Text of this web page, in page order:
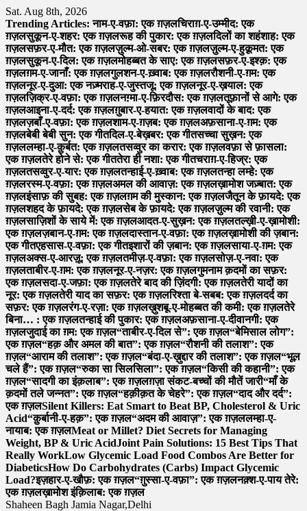
Skip
to
content
Sat. Aug 8th, 2026
Trending Articles: नाम-ए-वफ़ा: एक ग़ज़लचिराग़-ए-उम्मीद: एक
ग़ज़लसुकून-ए-शहर: एक ग़ज़लरूह की पुकार: एक ग़ज़लदिलों का शहंशाह: एक
ग़ज़लसफ़र-ए-मौत: एक ग़ज़लज़ुल्म-ओ-सबर: एक ग़ज़लज़ुल्म-ए-हुक़ूमत: एक
ग़ज़लसुकून-ए-दिल: एक ग़ज़लमोहब्बत के साए: एक ग़ज़लसफ़र-ए-इश्क़: एक
ग़ज़लग़म-ए-जानाँ: एक ग़ज़लगुलशन-ए-ख़्वाब: एक ग़ज़लरौशनी-ए-ग़म: एक
ग़ज़लनूर-ए-दुआ: एक नज़्मराह-ए-जुस्तजू: एक ग़ज़लनूर-ए-ख़याल: एक
ग़ज़लज़िक्र-ए-वफ़ा: एक ग़ज़लनग़्मा-ए-फ़िरदौस: एक ग़ज़लतूफ़ानों से आगे: एक
ग़ज़लआइना-ए-दर्द: एक ग़ज़लग़ुबार-ए-हयात: एक ग़ज़लवादों के बाद: एक
ग़ज़लज़बाँ-ए-वफ़ा: एक ग़ज़लशाम-ए-ग़ज़ब: एक ग़ज़लअफ़साना-ए-ग़म: एक
ग़ज़लबेबी बेबी सुन: एक गीतदिल-ए-बेख़बर: एक गीतसच्चा सुख़न: एक
ग़ज़ललम्हा-ए-क़ुर्बत: एक ग़ज़लतसव्वुर का करार: एक ग़ज़लवफ़ा से फ़ासला:
एक ग़ज़लतेरे होने से: एक गीततेरा ही नशा: एक गीतचराग़-ए-हिज्र: एक
ग़ज़लतसव्वुर-ए-यार: एक ग़ज़लतन्हाई-ए-ख़्वाब: एक ग़ज़लतन्हा लम्हे: एक
ग़ज़लरस्म-ए-वफ़ा: एक ग़ज़लअमल की आवाज़: एक ग़ज़लख़ामोश जज़्बात: एक
ग़ज़लइंसाफ़ की सुबह: एक ग़ज़लग़म की मुस्कान: एक ग़ज़लजैतून के फ़ायदे: एक
ग़ज़लशहद के फ़ायदे: एक ग़ज़लसेब के फ़ायदे: एक ग़ज़लज़ुल्म की रवानी: एक
ग़ज़लसाज़िशों के साये में: एक ग़ज़लआदत-ए-सुख़न: एक ग़ज़लतल्ख़ी-ए-ख़ामोशी:
एक ग़ज़लज़बान-ए-ग़म: एक ग़ज़लदास्तान-ए-वफ़ा: एक ग़ज़लख़ामोशी की ज़बान:
एक गीतएहसास-ए-वफ़ा: एक गीतइशारों की ज़बान: एक ग़ज़लसाया-ए-ग़म: एक
ग़ज़लअक्स-ए-आरज़ू: एक ग़ज़लतमीज़-ए-वफ़ा: एक ग़ज़लसोज़-ए-नवा: एक
ग़ज़लताबीर-ए-ग़म: एक ग़ज़लनूर-ए-नज़र: एक ग़ज़लगुमनाम क़दमों का सफ़र:
एक ग़ज़लसदा-ए-जफ़ा: एक ग़ज़लतेरे बाद की ज़िंदगी: एक ग़ज़लतेरी यादों का
नूर: एक ग़ज़लतेरी याद का सफ़र: एक ग़ज़लरिश्ता बे-सबब: एक ग़ज़लदर्द का
सफ़र: एक ग़ज़लरंग-ए-रज़ा: एक ग़ज़लख़ुशबू-ए-मोहब्बत की कमी: एक ग़ज़लतेरे
बिना… : एक ग़ज़लतन्हाई की पुकार: एक ग़ज़लअफ़साना-ए-दीवानगी: एक
ग़ज़लजुदाई का ग़म: एक ग़ज़ल“ताबीर-ए-दिल से”: एक ग़ज़ल“बेमिसाल लोग”:
एक ग़ज़ल“हक़ और अमल की बात”: एक ग़ज़ल“रौशनी की तलाश”: एक
ग़ज़ल“आराम की तलाश”: एक ग़ज़ल“बंदा-ए-ख़ुद्दार की तलाश”: एक ग़ज़ल“भूल
चले हैं”: एक ग़ज़ल“रुका सा सिलसिला”: एक ग़ज़ल“किसी की कहानी”: एक
ग़ज़ल“सादगी का इंक़लाब”: एक ग़ज़लग़ज़ा संकट-बच्चों की मौतें जारी“माँ के
क़दमों तले जन्नत”: एक ग़ज़ल“हक़ीक़त के चेहरे”: एक ग़ज़ल“दाद और दर्द”:
एक ग़ज़लSilent Killers: Eat Smart to Beat BP, Cholesterol & Uric
Acid“क़ुर्बानी-ए-हक़”: एक ग़ज़ल“अदम की आवाज़”: एक ग़ज़ललम्हा-ए-
नायाब: एक ग़ज़लMeat or Millet? Diet Secrets for Managing
Weight, BP & Uric AcidJoint Pain Solutions: 15 Best Tips That
Really WorkLow Glycemic Load Food Combos Are Better for
DiabeticsHow Do Carbohydrates (Carbs) Impact Glycemic
Load?इज़हार-ए-खौफ़: एक ग़ज़ल“ग़ुस्सा-ए-वफ़ा”: एक ग़ज़लनक़्श-ए-पाय तेरे:
एक ग़ज़लख़ामोश इंक़िलाब: एक ग़ज़ल
Shaheen Bagh Jamia Nagar,Delhi